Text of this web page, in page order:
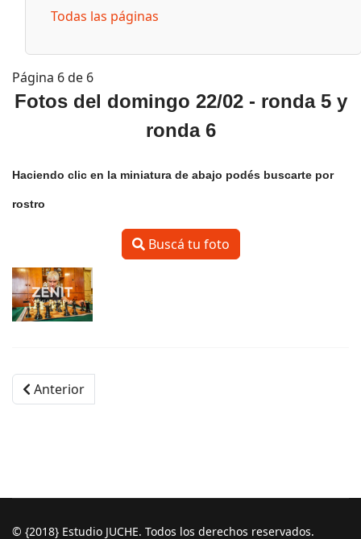
Todas las páginas
Página 6 de 6
Fotos del domingo 22/02 - ronda 5 y
ronda 6
Haciendo clic en la miniatura de abajo podés buscarte por
rostro
Buscá tu foto
Anterior
© {2018} Estudio JUCHE. Todos los derechos reservados.